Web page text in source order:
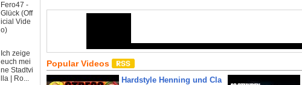
Fero47 -
Glück (Off
icial Vide
o)
Ich zeige
euch mei
ne Stadtvi
lla | Ro...
Popular Videos
Hardstyle Henning und Cla